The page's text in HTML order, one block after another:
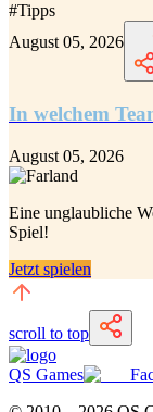
#Tipps
August 05, 2026
In welchem
August 05, 2026
Eine unglaubliche
Spiel!
Jetzt spielen
scroll to top
QS Games